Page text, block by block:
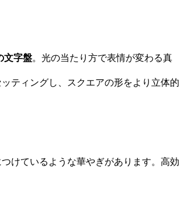
文字盤。光の当たり方で表情が変わる真
ティングし、スクエアの形をより立体的
けているような華やぎがあります。高効